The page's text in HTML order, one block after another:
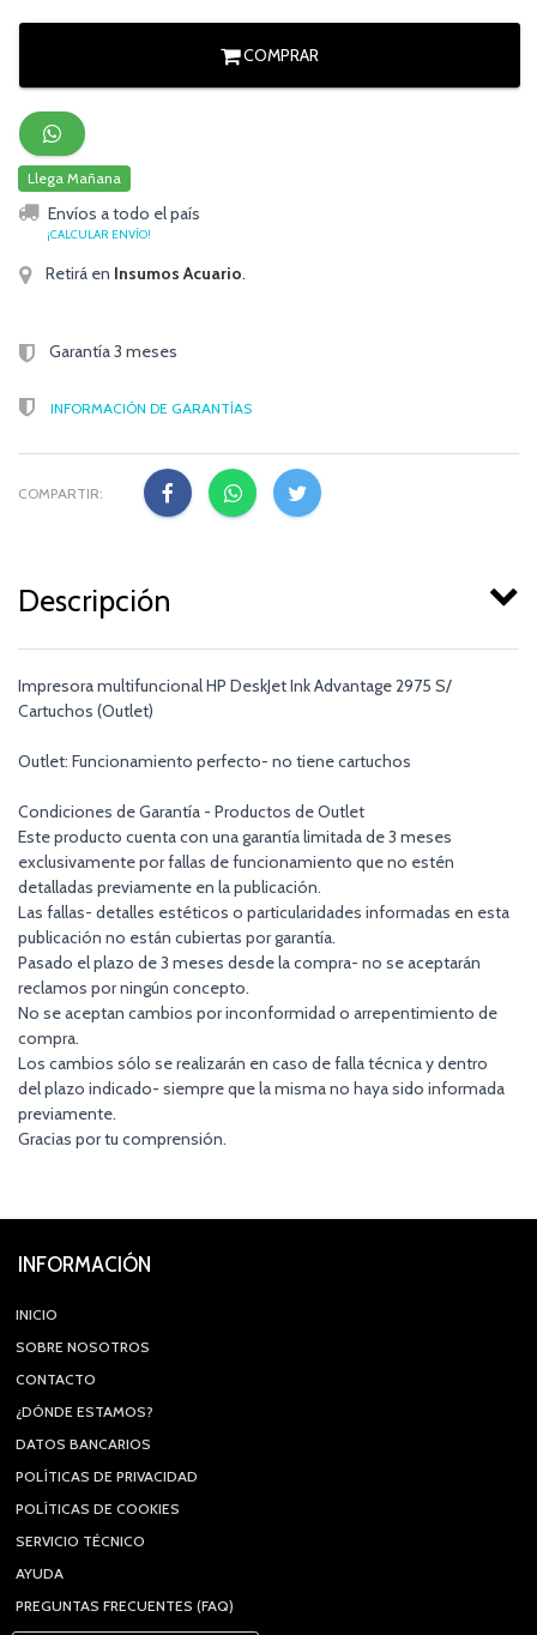
COMPRAR
Llega Mañana
Envíos a todo el país
¡CALCULAR ENVÍO!
Retirá en Insumos Acuario.
Garantía 3 meses
INFORMACIÓN DE GARANTÍAS
COMPARTIR:
Descripción
Impresora multifuncional HP DeskJet Ink Advantage 2975 S/
Cartuchos (Outlet)
Outlet: Funcionamiento perfecto- no tiene cartuchos
Condiciones de Garantía - Productos de Outlet
Este producto cuenta con una garantía limitada de 3 meses
exclusivamente por fallas de funcionamiento que no estén
detalladas previamente en la publicación.
Las fallas- detalles estéticos o particularidades informadas en esta
publicación no están cubiertas por garantía.
Pasado el plazo de 3 meses desde la compra- no se aceptarán
reclamos por ningún concepto.
No se aceptan cambios por inconformidad o arrepentimiento de
compra.
Los cambios sólo se realizarán en caso de falla técnica y dentro
del plazo indicado- siempre que la misma no haya sido informada
previamente.
Gracias por tu comprensión.
INFORMACIÓN
INICIO
SOBRE NOSOTROS
CONTACTO
¿DÓNDE ESTAMOS?
DATOS BANCARIOS
POLÍTICAS DE PRIVACIDAD
POLÍTICAS DE COOKIES
SERVICIO TÉCNICO
AYUDA
PREGUNTAS FRECUENTES (FAQ)